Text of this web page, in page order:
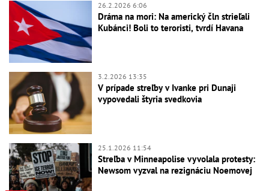
26.2.2026 6:06
Dráma na mori: Na americký čln strieľali
Kubánci! Boli to teroristi, tvrdí Havana
3.2.2026 13:35
V prípade streľby v Ivanke pri Dunaji
vypovedali štyria svedkovia
25.1.2026 11:54
Streľba v Minneapolise vyvolala protesty:
Newsom vyzval na rezignáciu Noemovej